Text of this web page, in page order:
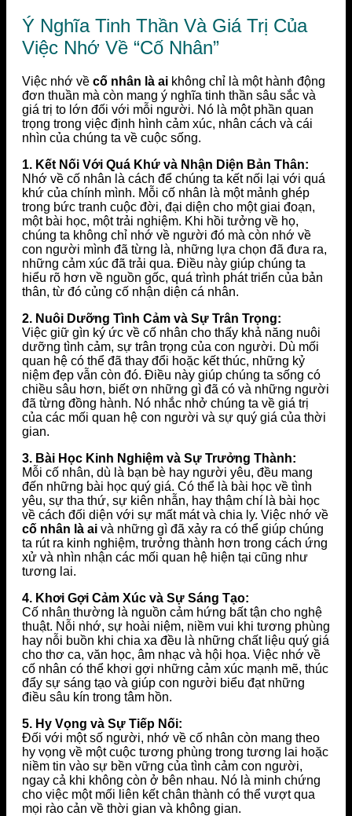
Ý Nghĩa Tinh Thần Và Giá Trị Của
Việc Nhớ Về “Cố Nhân”
Việc nhớ về cố nhân là ai không chỉ là một hành động
đơn thuần mà còn mang ý nghĩa tinh thần sâu sắc và
giá trị to lớn đối với mỗi người. Nó là một phần quan
trọng trong việc định hình cảm xúc, nhân cách và cái
nhìn của chúng ta về cuộc sống.
1. Kết Nối Với Quá Khứ và Nhận Diện Bản Thân:
Nhớ về cố nhân là cách để chúng ta kết nối lại với quá
khứ của chính mình. Mỗi cố nhân là một mảnh ghép
trong bức tranh cuộc đời, đại diện cho một giai đoạn,
một bài học, một trải nghiệm. Khi hồi tưởng về họ,
chúng ta không chỉ nhớ về người đó mà còn nhớ về
con người mình đã từng là, những lựa chọn đã đưa ra,
những cảm xúc đã trải qua. Điều này giúp chúng ta
hiểu rõ hơn về nguồn gốc, quá trình phát triển của bản
thân, từ đó củng cố nhận diện cá nhân.
2. Nuôi Dưỡng Tình Cảm và Sự Trân Trọng:
Việc giữ gìn ký ức về cố nhân cho thấy khả năng nuôi
dưỡng tình cảm, sự trân trọng của con người. Dù mối
quan hệ có thể đã thay đổi hoặc kết thúc, những kỷ
niệm đẹp vẫn còn đó. Điều này giúp chúng ta sống có
chiều sâu hơn, biết ơn những gì đã có và những người
đã từng đồng hành. Nó nhắc nhở chúng ta về giá trị
của các mối quan hệ con người và sự quý giá của thời
gian.
3. Bài Học Kinh Nghiệm và Sự Trưởng Thành:
Mỗi cố nhân, dù là bạn bè hay người yêu, đều mang
đến những bài học quý giá. Có thể là bài học về tình
yêu, sự tha thứ, sự kiên nhẫn, hay thậm chí là bài học
về cách đối diện với sự mất mát và chia ly. Việc nhớ về
cố nhân là ai và những gì đã xảy ra có thể giúp chúng
ta rút ra kinh nghiệm, trưởng thành hơn trong cách ứng
xử và nhìn nhận các mối quan hệ hiện tại cũng như
tương lai.
4. Khơi Gợi Cảm Xúc và Sự Sáng Tạo:
Cố nhân thường là nguồn cảm hứng bất tận cho nghệ
thuật. Nỗi nhớ, sự hoài niệm, niềm vui khi tương phùng
hay nỗi buồn khi chia xa đều là những chất liệu quý giá
cho thơ ca, văn học, âm nhạc và hội họa. Việc nhớ về
cố nhân có thể khơi gợi những cảm xúc mạnh mẽ, thúc
đẩy sự sáng tạo và giúp con người biểu đạt những
điều sâu kín trong tâm hồn.
5. Hy Vọng và Sự Tiếp Nối:
Đối với một số người, nhớ về cố nhân còn mang theo
hy vọng về một cuộc tương phùng trong tương lai hoặc
niềm tin vào sự bền vững của tình cảm con người,
ngay cả khi không còn ở bên nhau. Nó là minh chứng
cho việc một mối liên kết chân thành có thể vượt qua
mọi rào cản về thời gian và không gian.